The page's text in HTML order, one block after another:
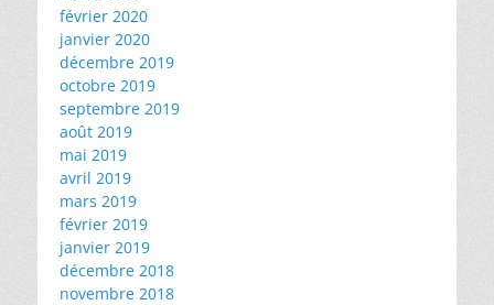
février 2020
janvier 2020
décembre 2019
octobre 2019
septembre 2019
août 2019
mai 2019
avril 2019
mars 2019
février 2019
janvier 2019
décembre 2018
novembre 2018